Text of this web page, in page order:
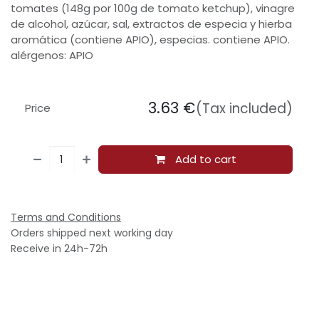
tomates (148g por 100g de tomato ketchup), vinagre
de alcohol, azúcar, sal, extractos de especia y hierba
aromática (contiene APIO), especias. contiene APIO.
alérgenos: APIO
Add to cart
Price 3.63 €(Tax included)
Terms and Conditions
Orders shipped next working day
Receive in 24h-72h